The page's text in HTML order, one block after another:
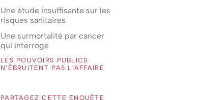
Une étude insuffisante sur les
risques sanitaires
Une surmortalité par cancer
qui interroge
LES POUVOIRS PUBLICS
N’ÉBRUITENT PAS L’AFFAIRE
PARTAGEZ CETTE ENQUÊTE